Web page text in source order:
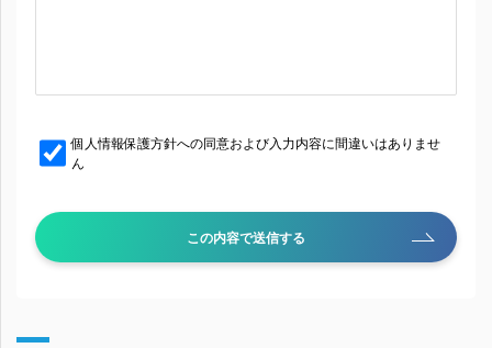
個人情報保護方針への同意および入力内容に間違いはありませ
ん
この内容で送信する